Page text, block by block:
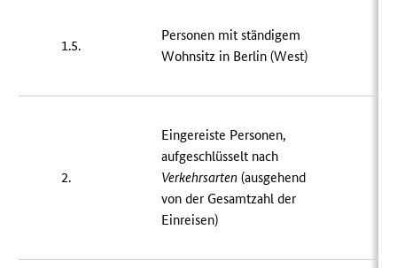
1.5.
Personen mit ständigem
Wohnsitz in Berlin (West)
2.
Eingereiste Personen,
aufgeschlüsselt nach
Verkehrsarten (ausgehend
von der Gesamtzahl der
Einreisen)